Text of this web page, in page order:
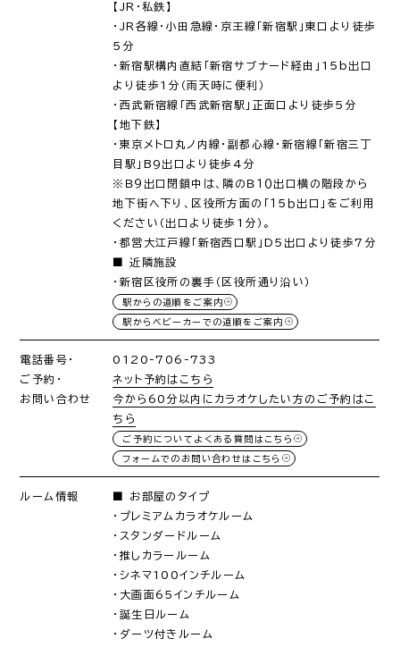
【JR・私鉄】
・JR各線・小田急線・京王線「新宿駅」東口より徒歩
5分
・新宿駅構内直結「新宿サブナード経由」15b出口
より徒歩1分（雨天時に便利）
・西武新宿線「西武新宿駅」正面口より徒歩5分
【地下鉄】
・東京メトロ丸ノ内線・副都心線・新宿線「新宿三丁
目駅」B9出口より徒歩4分
※Ｂ９出口閉鎖中は、隣のＢ１０出口横の階段から
地下街へ下り、区役所方面の「１５ｂ出口」をご利用
ください（出口より徒歩1分）。
・都営大江戸線「新宿西口駅」D5出口より徒歩7分
■ 近隣施設
・新宿区役所の裏手（区役所通り沿い）
駅からの道順をご案内
駅からベビーカーでの道順をご案内
電話番号・
ご予約・
お問い合わせ
0120-706-733
ネット予約はこちら
今から60分以内にカラオケしたい方のご予約はこ
ちら
ご予約についてよくある質問はこちら
フォームでのお問い合わせはこちら
ルーム情報
■ お部屋のタイプ
・プレミアムカラオケルーム
・スタンダードルーム
・推しカラールーム
・シネマ100インチルーム
・大画面65インチルーム
・誕生日ルーム
・ダーツ付きルーム